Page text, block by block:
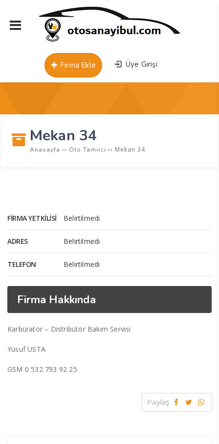
Üye Girişi
Firma Ekle
Mekan 34
Anasayfa ›› Oto Tamirci ›› Mekan 34
FIRMA YETKILISI Belirtilmedi
ADRES Belirtilmedi
TELEFON Belirtilmedi
Firma Hakkında
Karbüratör – Distribütör Bakım Servisi
Yusuf USTA
GSM 0 532 793 92 25
Paylaş